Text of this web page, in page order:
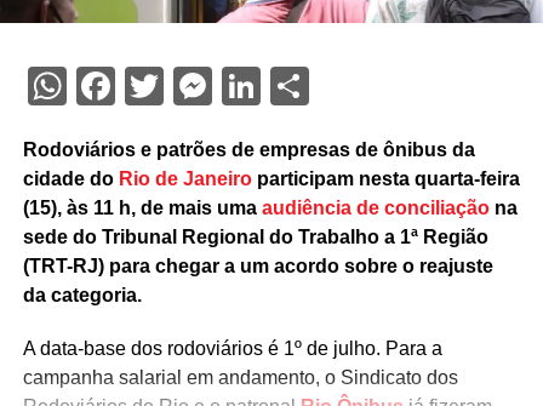
WhatsApp
Facebook
TwitterMessenger
LinkedIn
Rodoviários e patrões de empresas de ônibus da
cidade do Rio de Janeiroparticipam nesta quarta-feira
(15), às 11 h, de mais uma audiência de conciliaçãona
sede do Tribunal Regional do Trabalho a 1ª Região
(TRT-RJ) para chegar a um acordo sobre o reajuste
da categoria.
A data-base dos rodoviários é 1º de julho. Para a
campanha salarial em andamento, o Sindicato dos